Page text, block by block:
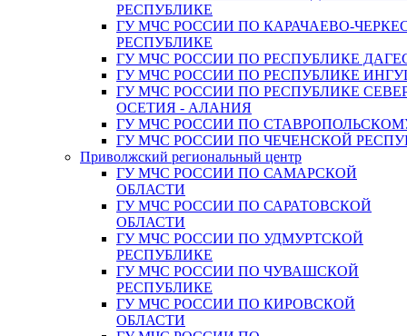
РЕСПУБЛИКЕ
ГУ МЧС РОССИИ ПО КАРАЧАЕВО-
РЕСПУБЛИКЕ
ГУ МЧС РОССИИ ПО РЕСПУБЛИКЕ
ГУ МЧС РОССИИ ПО РЕСПУБЛИКЕ
ГУ МЧС РОССИИ ПО РЕСПУБЛИКЕ
ОСЕТИЯ - АЛАНИЯ
ГУ МЧС РОССИИ ПО
ГУ МЧС РОССИИ ПО ЧЕЧЕНСКОЙ
Приволжский региональный центр
ГУ МЧС РОССИИ ПО САМАРСКОЙ
ОБЛАСТИ
ГУ МЧС РОССИИ ПО САРАТОВСКОЙ
ОБЛАСТИ
ГУ МЧС РОССИИ ПО УДМУРТСКОЙ
РЕСПУБЛИКЕ
ГУ МЧС РОССИИ ПО ЧУВАШСКОЙ
РЕСПУБЛИКЕ
ГУ МЧС РОССИИ ПО КИРОВСКОЙ
ОБЛАСТИ